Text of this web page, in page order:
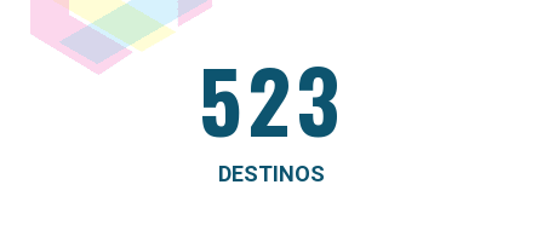
523
DESTINOS